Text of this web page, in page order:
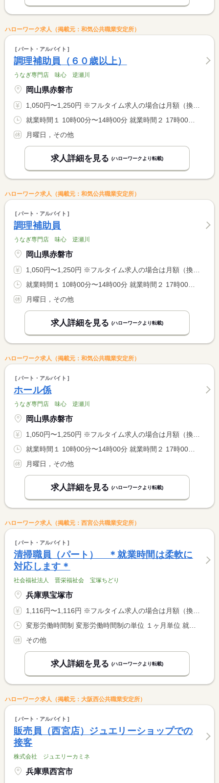
ハローワーク求人（掲載元：和気公共職業安定所）
パート・アルバイト
調理補助員（６０歳以上）
うなぎ専門店 味心 逆瀬川
岡山県赤磐市
1,050円〜1,250円 ※フルタイム求人の場合は月額（換算額）、パート求人の場合は時間額を表示しています。
月曜日，その他
求人詳細を見る (ハローワークより転載)
ハローワーク求人（掲載元：和気公共職業安定所）
パート・アルバイト
調理補助員
うなぎ専門店 味心 逆瀬川
岡山県赤磐市
1,050円〜1,250円 ※フルタイム求人の場合は月額（換算額）、パート求人の場合は時間額を表示しています。
月曜日，その他
求人詳細を見る (ハローワークより転載)
ハローワーク求人（掲載元：和気公共職業安定所）
パート・アルバイト
ホール係
うなぎ専門店 味心 逆瀬川
岡山県赤磐市
1,050円〜1,250円 ※フルタイム求人の場合は月額（換算額）、パート求人の場合は時間額を表示しています。
月曜日，その他
求人詳細を見る (ハローワークより転載)
ハローワーク求人（掲載元：西宮公共職業安定所）
パート・アルバイト
清掃職員（パート） ＊就業時間は柔軟に
対応します＊
社会福祉法人 晋栄福祉会 宝塚ちどり
兵庫県宝塚市
1,116円〜1,116円 ※フルタイム求人の場合は月額（換算額）、パート求人の場合は時間額を表示しています。
その他
求人詳細を見る (ハローワークより転載)
ハローワーク求人（掲載元：大阪西公共職業安定所）
パート・アルバイト
販売員（西宮店）ジュエリーショップでの
接客
株式会社 ジュエリーカミネ
兵庫県西宮市